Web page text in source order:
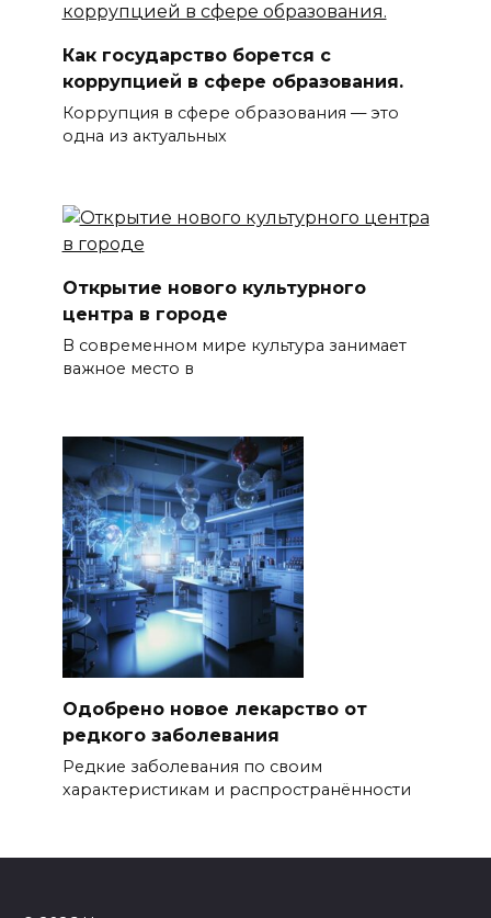
Как государство борется с
коррупцией в сфере образования.
Коррупция в сфере образования — это
одна из актуальных
Открытие нового культурного
центра в городе
В современном мире культура занимает
важное место в
Одобрено новое лекарство от
редкого заболевания
Редкие заболевания по своим
характеристикам и распространённости